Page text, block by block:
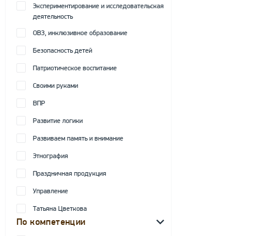
Экспериментирование и исследовательская
деятельность
ОВЗ, инклюзивное образование
Безопасность детей
Патриотическое воспитание
Своими руками
ВПР
Развитие логики
Развиваем память и внимание
Этнография
Праздничная продукция
Управление
Татьяна Цветкова
По компетенции